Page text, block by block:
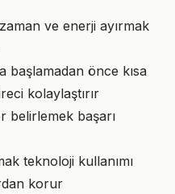
ve enerji ayırmak
başlamadan önce kısa
kolaylaştırır
belirlemek başarı
teknoloji kullanımı
korur